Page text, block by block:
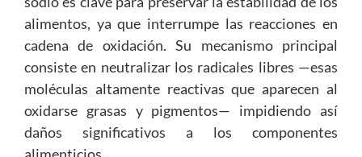
alimentos, ya que interrumpe las reacciones en
cadena de oxidación. Su mecanismo principal
consiste en neutralizar los radicales libres —esas
moléculas altamente reactivas que aparecen al
oxidarse grasas y pigmentos— impidiendo así
daños significativos a los componentes
alimenticios.